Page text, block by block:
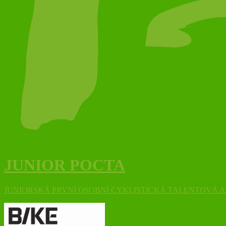
JUNIOR POCTA
JUNIORSKÁ PRVNÍ OSOBNÍ CYKLISTICKÁ TALENTOVÁ